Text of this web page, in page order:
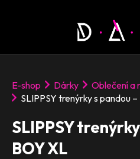
E-shop Dárky
Oblečení a
SLIPPSY trenýrky s pandou
SLIPPSY
BOY XL